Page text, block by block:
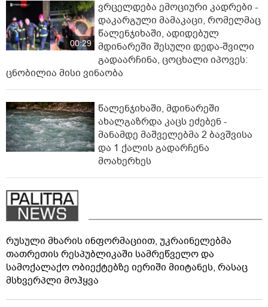
00:29
ვრცელდება ემოციური კადრები -
დაკარგული მამაკაცი, რომელმაც
წალენჯიხაში, ადიდებულ
მდინარეში შესული დედა-შვილი
გადაარჩინა, ცოცხალი იპოვეს:
ცნობილია მისი ვინაობა
წალენჯიხაში, მდინარეში
ახალგაზრდა კაცს ეძებენ -
მანამდე მაშველებმა 2 ბავშვისა
და 1 ქალის გადარჩენა
მოახერხეს
რუსული მხარის ინფორმაციით, უკრაინელებმა
თათრეთის რესპუბლიკაში სამრეწველო და
სამოქალაქო ობიექტებზე იერიში მიიტანეს, რასაც
მსხვერპლი მოჰყვა